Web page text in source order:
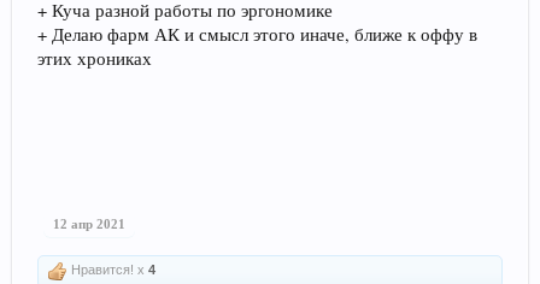
+ Куча разной работы по эргономике
+ Делаю фарм АК и смысл этого иначе, ближе к оффу в
этих хрониках
12 апр 2021
Нравится! x 4